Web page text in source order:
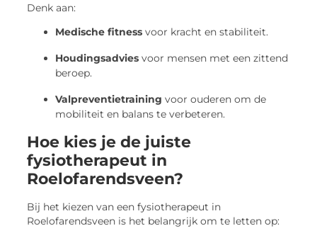
Denk aan:
Medische fitness voor kracht en stabiliteit.
Houdingsadvies voor mensen met een zittend
beroep.
Valpreventietraining voor ouderen om de
mobiliteit en balans te verbeteren.
Hoe kies je de juiste
fysiotherapeut in
Roelofarendsveen?
Bij het kiezen van een fysiotherapeut in
Roelofarendsveen is het belangrijk om te letten op: